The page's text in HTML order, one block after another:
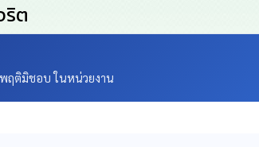
ริต
พฤติมิชอบ ในหน่วยงาน